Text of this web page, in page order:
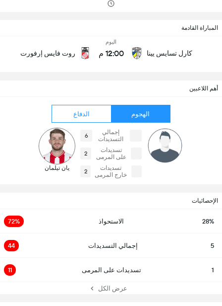
المباراة القادمة
كارل تسايس يينا
اليوم
12:00 م روت فايس إرفورت
أهم اللاعبين
الهجوم الدفاع
إجمالي
التسديدات
6
تسديدات
على المرمى
2
تسديدات
خارج المرمى
2 يان تيلمان
الإحصائيات
28% الاستحواذ 72%
5 إجمالي التسديدات 44
1 تسديدات على المرمى 11
عرض الكل